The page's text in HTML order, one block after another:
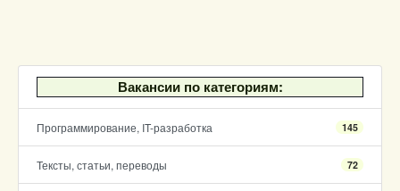
Вакансии по категориям:
Программирование, IT-разработка 145
Тексты, статьи, переводы 72